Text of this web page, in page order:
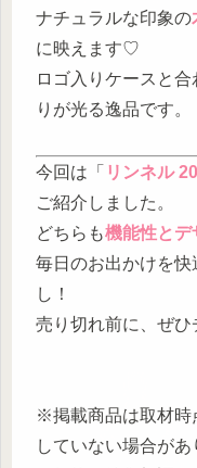
ナチュラルな印象の
に映えます♡
ロゴ入りケースと
りが光る逸品です。
今回は「 リンネル
ご紹介しました。
どちらも機能性とデ
毎日のお出かけを
し！
売り切れ前に、ぜ
※掲載商品は取材時
していない場合があ